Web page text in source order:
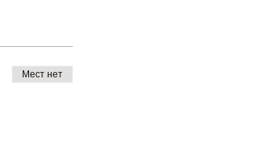
Мест нет